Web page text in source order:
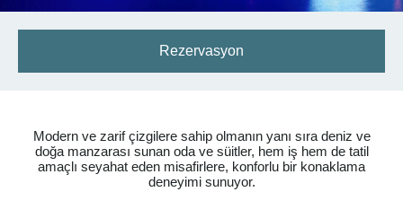
Rezervasyon
Modern ve zarif çizgilere sahip olmanın yanı sıra deniz ve
doğa manzarası sunan oda ve süitler, hem iş hem de tatil
amaçlı seyahat eden misafirlere, konforlu bir konaklama
deneyimi sunuyor.